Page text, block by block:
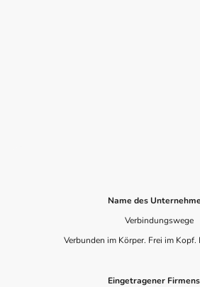
Name des
Verbindungswege
Verbunden im Körper. Frei im Kopf.
Eingetragener